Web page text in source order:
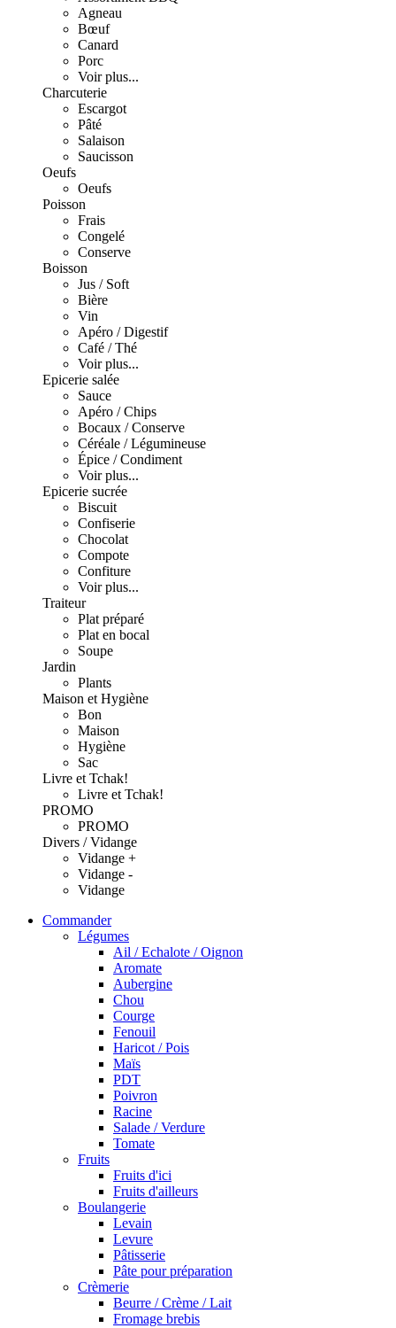
Agneau
Bœuf
Canard
Porc
Voir plus...
Charcuterie
Escargot
Pâté
Salaison
Saucisson
Oeufs
Oeufs
Poisson
Frais
Congelé
Conserve
Boisson
Jus / Soft
Bière
Vin
Apéro / Digestif
Café / Thé
Voir plus...
Epicerie salée
Sauce
Apéro / Chips
Bocaux / Conserve
Céréale / Légumineuse
Épice / Condiment
Voir plus...
Epicerie sucrée
Biscuit
Confiserie
Chocolat
Compote
Confiture
Voir plus...
Traiteur
Plat préparé
Plat en bocal
Soupe
Jardin
Plants
Maison et Hygiène
Bon
Maison
Hygiène
Sac
Livre et Tchak!
Livre et Tchak!
PROMO
PROMO
Divers / Vidange
Vidange +
Vidange -
Vidange
Commander
Légumes
Ail / Echalote / Oignon
Aromate
Aubergine
Chou
Courge
Fenouil
Haricot / Pois
Maïs
PDT
Poivron
Racine
Salade / Verdure
Tomate
Fruits
Fruits d'ici
Fruits d'ailleurs
Boulangerie
Levain
Levure
Pâtisserie
Pâte pour préparation
Crèmerie
Beurre / Crème / Lait
Fromage brebis